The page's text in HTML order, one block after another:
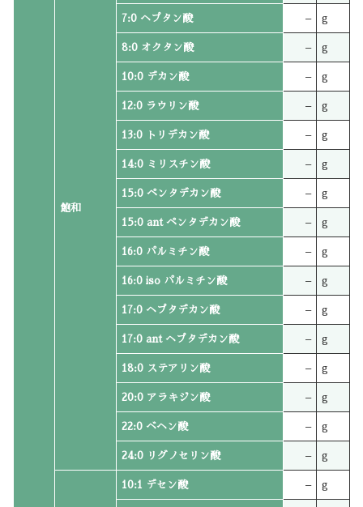
飽和
7:0 ヘプタン酸 – g
8:0 オクタン酸 – g
10:0 デカン酸 – g
12:0 ラウリン酸 – g
13:0 トリデカン酸 – g
14:0 ミリスチン酸 – g
15:0 ペンタデカン酸 – g
15:0 ant ペンタデカン酸 – g
16:0 パルミチン酸 – g
16:0 iso パルミチン酸 – g
17:0 ヘプタデカン酸 – g
17:0 ant ヘプタデカン酸 – g
18:0 ステアリン酸 – g
20:0 アラキジン酸 – g
22:0 ベヘン酸 – g
24:0 リグノセリン酸 – g
10:1 デセン酸 – g